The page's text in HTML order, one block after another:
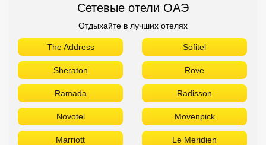
Сетевые отели ОАЭ
Отдыхайте в лучших отелях
The Address Sofitel
Sheraton Rove
Ramada Radisson
Novotel Movenpick
Marriott Le Meridien